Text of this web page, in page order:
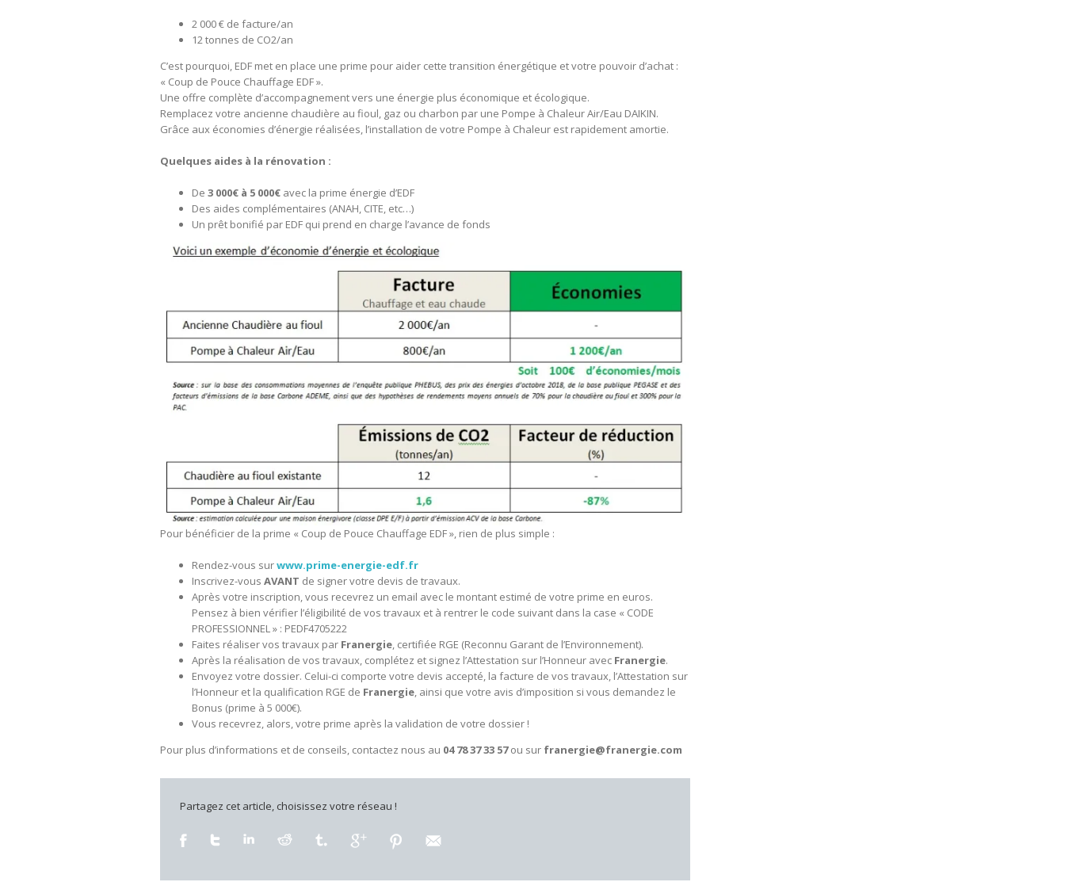
2 000 € de facture/an
12 tonnes de CO2/an
C’est pourquoi, EDF met en place une prime pour aider cette transition énergétique et votre pouvoir d’achat :
« Coup de Pouce Chauffage EDF ».
Une offre complète d’accompagnement vers une énergie plus économique et écologique.
Remplacez votre ancienne chaudière au fioul, gaz ou charbon par une Pompe à Chaleur Air/Eau DAIKIN.
Grâce aux économies d’énergie réalisées, l’installation de votre Pompe à Chaleur est rapidement amortie.
Quelques aides à la rénovation :
De 3 000€ à 5 000€ avec la prime énergie d’EDF
Des aides complémentaires (ANAH, CITE, etc…)
Un prêt bonifié par EDF qui prend en charge l’avance de fonds
Pour bénéficier de la prime « Coup de Pouce Chauffage EDF », rien de plus simple :
Rendez-vous surwww.prime-energie-edf.fr
Inscrivez-vous AVANT de signer votre devis de travaux.
Après votre inscription, vous recevrez un email avec le montant estimé de votre prime en euros.
Pensez à bien vérifier l’éligibilité de vos travaux et à rentrer le code suivant dans la case « CODE
PROFESSIONNEL » : PEDF4705222
Faites réaliser vos travaux par Franergie, certifiée RGE (Reconnu Garant de l’Environnement).
Après la réalisation de vos travaux, complétez et signez l’Attestation sur l’Honneur avec Franergie.
Envoyez votre dossier. Celui-ci comporte votre devis accepté, la facture de vos travaux, l’Attestation sur
l’Honneur et la qualification RGE de Franergie, ainsi que votre avis d’imposition si vous demandez le
Bonus (prime à 5 000€).
Vous recevrez, alors, votre prime après la validation de votre dossier !
Pour plus d’informations et de conseils, contactez nous au 04 78 37 33 57ou sur franergie@franergie.com
Partagez cet article, choisissez votre réseau !